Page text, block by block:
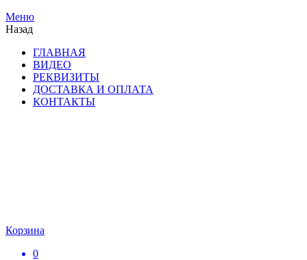
Меню
Назад
ГЛАВНАЯ
ВИДЕО
РЕКВИЗИТЫ
ДОСТАВКА И ОПЛАТА
КОНТАКТЫ
Корзина
0